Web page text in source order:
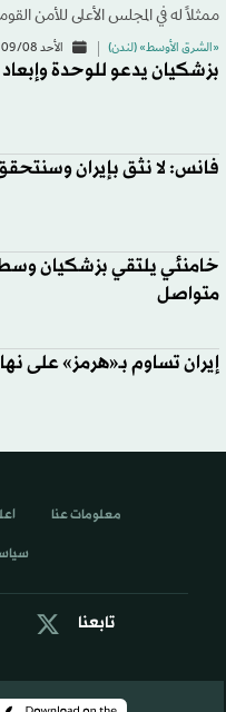
ممثلاً له في المجلس الأعلى للأمن
«الشرق الأوسط» (لندن) الأحد 09/08 - 19:44
بزشكيان يدعو للوحدة
فانس: لا نثق بإيران
خامنئي يلتقي بزشكيان
متواصل
إيران تساوم بـ«هرمز» على
تابعنا
معلومات عنا